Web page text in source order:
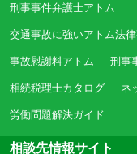
刑事事件弁護士アトム
交通事故に強いアトム法
事故慰謝料アトム 刑事
相続税理士カタログ ネ
労働問題解決ガイド
相談先情報サイト